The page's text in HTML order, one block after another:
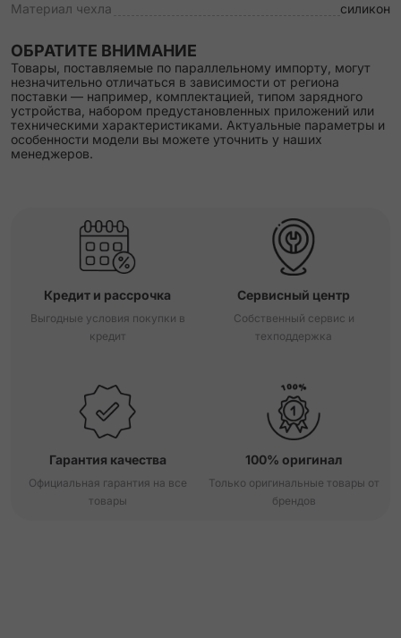
Материал чехла силикон
ОБРАТИТЕ ВНИМАНИЕ
Товары, поставляемые по параллельному импорту, могут
незначительно отличаться в зависимости от региона
поставки — например, комплектацией, типом зарядного
устройства, набором предустановленных приложений или
техническими характеристиками. Актуальные параметры и
особенности модели вы можете уточнить у наших
менеджеров.
Кредит и рассрочка
Выгодные условия покупки в
кредит
Сервисный центр
Собственный сервис и
техподдержка
Гарантия качества
Официальная гарантия на все
товары
100% оригинал
Только оригинальные товары от
брендов